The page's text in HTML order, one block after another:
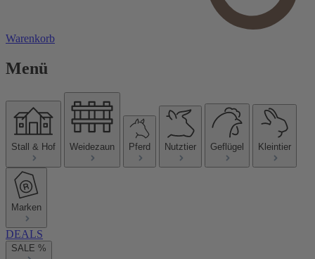
Warenkorb
Menü
Stall & Hof Weidezaun Pferd Nutztier Geflügel Kleintier
Marken
DEALS
SALE %